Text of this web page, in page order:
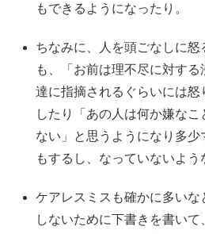
もできるようになったり。
ちなみに、人を頭ごなしに
も、「お前は理不尽に対す
達に指摘されるぐらいには怒
したり「あの人は何か嫌な
ない」と思うようになり多
もするし、なっていないよう
ケアレスミスも確かに多いな
しないために下書きを書い